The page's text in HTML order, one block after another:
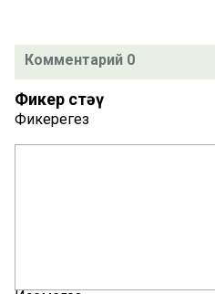
Комментарий 0
Фикер өстәү
Фикерегез